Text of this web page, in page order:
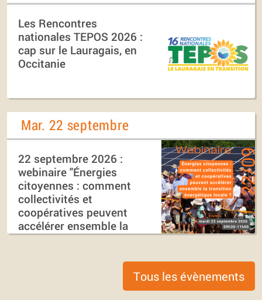
Les Rencontres
nationales TEPOS 2026 :
cap sur le Lauragais, en
Occitanie
Mar. 22 septembre
22 septembre 2026 :
webinaire "Énergies
citoyennes : comment
collectivités et
coopératives peuvent
accélérer ensemble la
transition énergétique
Tous les évènements